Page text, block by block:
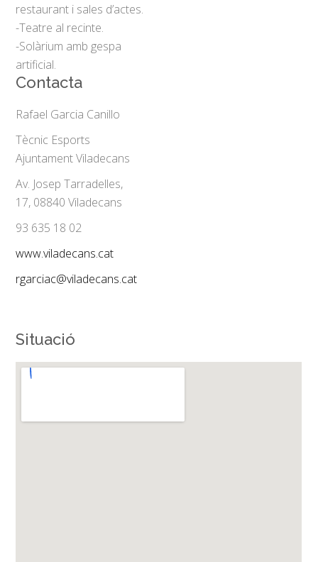
restaurant i sales d’actes.
-Teatre al recinte.
-Solàrium amb gespa
artificial.
Contacta
Rafael Garcia Canillo
Tècnic Esports
Ajuntament Viladecans
Av. Josep Tarradelles,
17, 08840 Viladecans
93 635 18 02
www.viladecans.cat
rgarciac@viladecans.cat
Situació